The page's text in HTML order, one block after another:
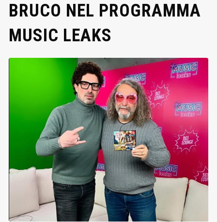
BRUCO NEL PROGRAMMA
MUSIC LEAKS